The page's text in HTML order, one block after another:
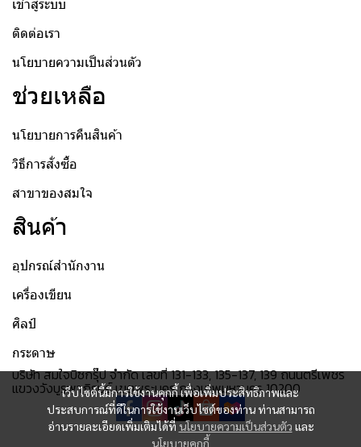
เว็บไซต์นี้มีการใช้งานคุกกี้ เพื่อเพิ่มประสิทธิภาพและ
ประสบการณ์ที่ดีในการใช้งานเว็บไซต์ของท่าน ท่านสามารถ
อ่านรายละเอียดเพิ่มเติมได้ที่นโยบายความเป็นส่วนตัว และ
นโยบายคุกกี้
เข้าสู่ระบบ
ติดต่อเรา
นโยบายความเป็นส่วนตัว
ช่วยเหลือ
นโยบายการคืนสินค้า
วิธีการสั่งซื้อ
สาขาของสมใจ
สินค้า
อุปกรณ์สำนักงาน
เครื่องเขียน
ศิลป์
กระดาษ
บริษัท สมใจบิซกรุ๊ป จำกัด เลขที่ 131-133, 135-137, 139 ถนนตรีเพชร
แขวงวังบูรพาภิรมย์ เขตพระนคร กรุงเทพมหานคร 10200